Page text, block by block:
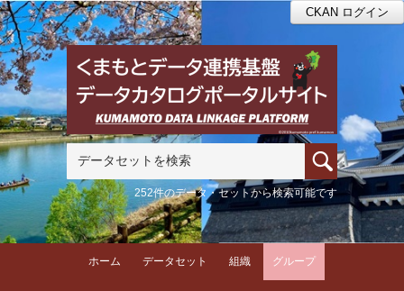
CKAN ログイン
252件のデータ・セットから検索可能です
ホーム データセット 組織 グループ